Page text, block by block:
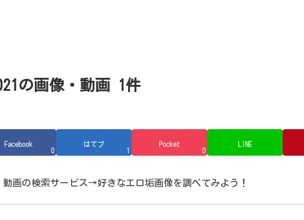
の画像・動画 1件
Facebook
0
はてブ
1
Pocket
0
LINE
画の検索サービス→好きなエロ垢画像を調べてみよう！